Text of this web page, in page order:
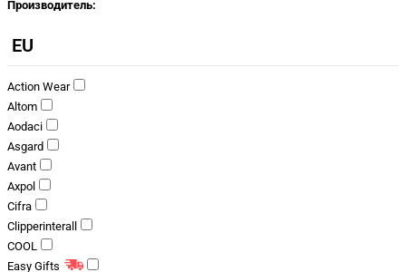
Производитель:
EU
Action Wear
Altom
Aodaci
Asgard
Avant
Axpol
Cifra
Clipperinterall
COOL
Easy Gifts